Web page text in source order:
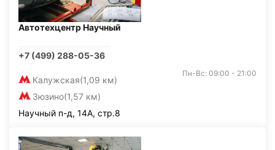
Автотехцентр Научный
+7 (499) 288-05-36
Калужская(1,09 км)
Зюзино(1,57 км)
Пн-Вс: 09:00 - 21:00
Научный п-д, 14А, стр.8